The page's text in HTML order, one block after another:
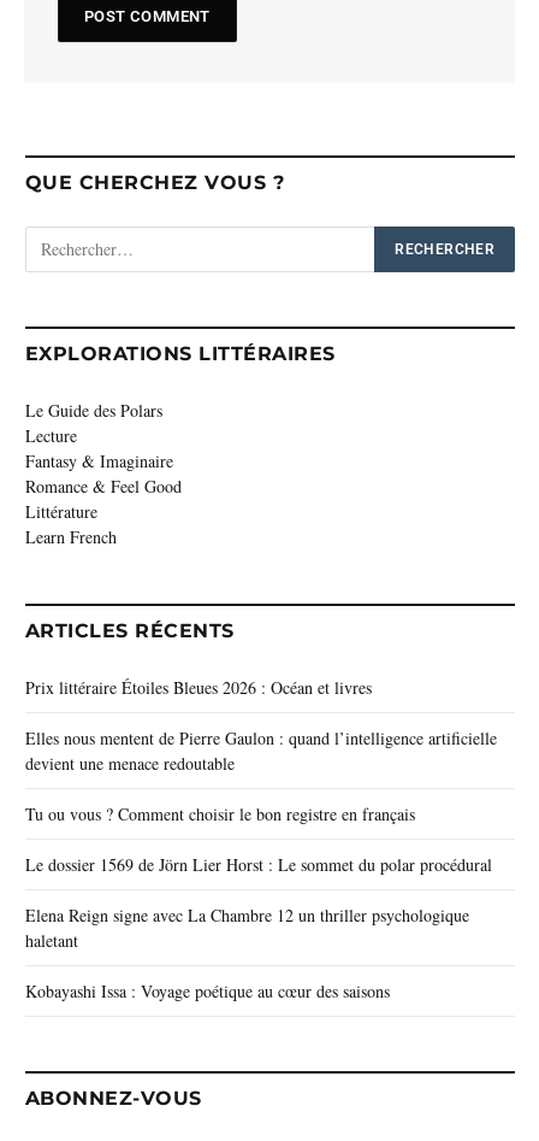
QUE CHERCHEZ VOUS ?
EXPLORATIONS LITTÉRAIRES
Le Guide des Polars
Lecture
Fantasy & Imaginaire
Romance & Feel Good
Littérature
Learn French
ARTICLES RÉCENTS
Prix littéraire Étoiles Bleues 2026 : Océan et livres
Elles nous mentent de Pierre Gaulon : quand l’intelligence artificielle
devient une menace redoutable
Tu ou vous ? Comment choisir le bon registre en français
Le dossier 1569 de Jörn Lier Horst : Le sommet du polar procédural
Elena Reign signe avec La Chambre 12 un thriller psychologique
haletant
Kobayashi Issa : Voyage poétique au cœur des saisons
ABONNEZ-VOUS